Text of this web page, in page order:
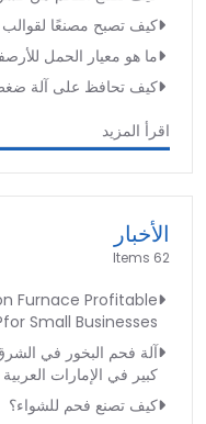
كيف تصبح مصنعًا
ما هو معيار الحمل
كيف تحافظ على آلة ضغط
اقرأ المزيد
الأخبار
62 Items
Furnace Profitable
for Small Businesses?
آلة فحم البخور في
كبير في الإمارات
كيف تصنع فحم للشواء؟